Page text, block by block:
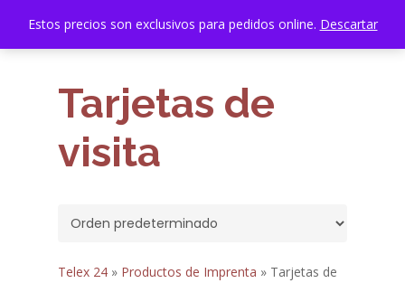
account
Tarjetas de
visita
Telex 24 » Productos de Imprenta » Tarjetas de
Close
Estos precios son exclusivos para pedidos online. Descartar